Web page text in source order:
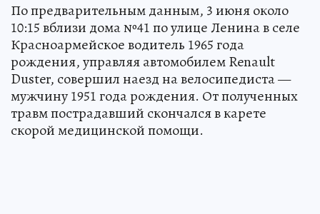
По предварительным данным, 3 июня около
10:15 вблизи дома №41 по улице Ленина в селе
Красноармейское водитель 1965 года
рождения, управляя автомобилем Renault
Duster, совершил наезд на велосипедиста —
мужчину 1951 года рождения. От полученных
травм пострадавший скончался в карете
скорой медицинской помощи.